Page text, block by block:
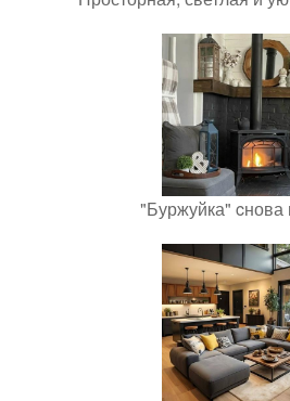
"Буржуйка" cнова